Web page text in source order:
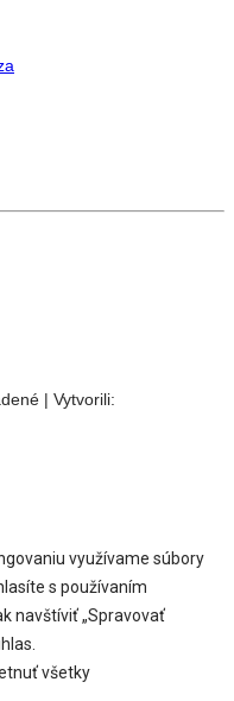
| Vytvorili:
využívame súbory
s používaním
navštíviť „Spravovať
všetky